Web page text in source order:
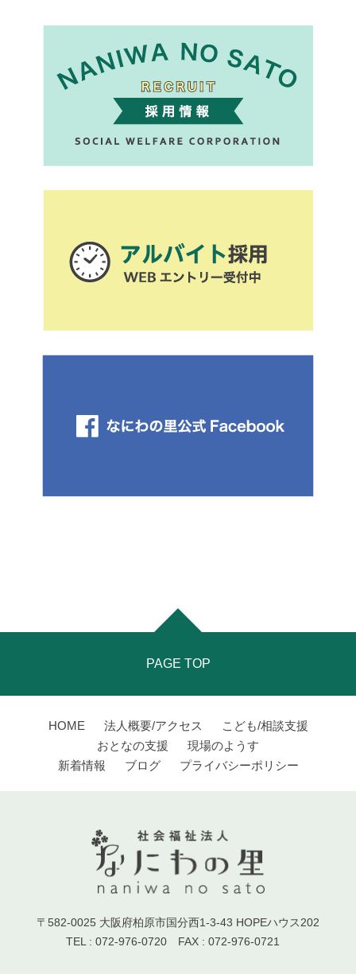
PAGE TOP
HOME 法人概要/アクセス
こども/相談支援
おとなの支援
現場のようす
新着情報
ブログ プライバシーポリシー
〒582-0025 大阪府柏原市国分西1-3-43 HOPEハウス202
TEL : 072-976-0720 FAX : 072-976-0721